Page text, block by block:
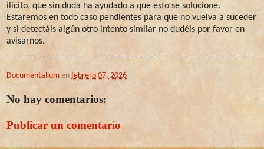
ilícito, que sin duda ha ayudado a que esto se solucione.
Estaremos en todo caso pendientes para que no vuelva a suceder
y si detectáis algún otro intento similar no dudéis por favor en
avisarnos.
Documentalium en febrero 07, 2026
No hay comentarios:
Publicar un comentario